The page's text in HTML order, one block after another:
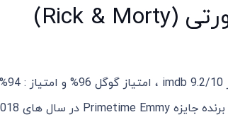
برنده جایزه Primetime Emmy در سال های 2018 و 2020